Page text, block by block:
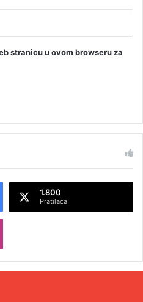
stranicu u ovom browseru za
1.800
Pratilaca